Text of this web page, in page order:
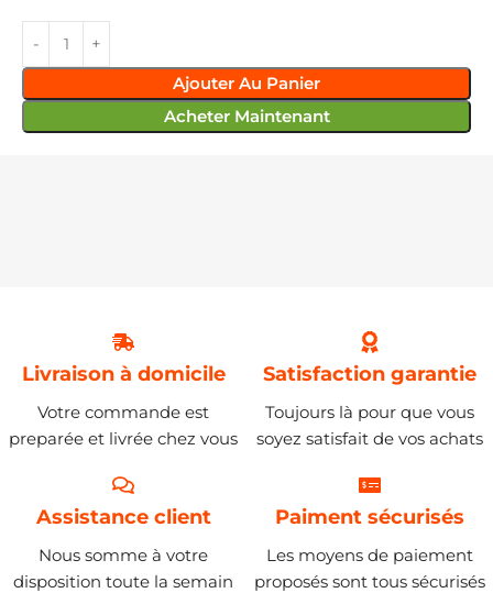
Ajouter Au Panier
Acheter Maintenant
Livraison à domicile
Votre commande est
preparée et livrée chez vous
Satisfaction garantie
Toujours là pour que vous
soyez satisfait de vos achats
Assistance client
Nous somme à votre
disposition toute la semain
Paiment sécurisés
Les moyens de paiement
proposés sont tous sécurisés